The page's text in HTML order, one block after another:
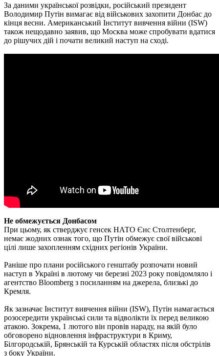
За даними української розвідки, російський президент
Володимир Путін вимагає від військових захопити Донбас до
кінця весни. Американський Інститут вивчення війни (ISW)
також нещодавно заявив, що Москва може спробувати вдатися
до рішучих дій і почати великий наступ на сході.
Не обмежується Донбасом
При цьому, як стверджує генсек НАТО Єнс Столтенберг,
немає жодних ознак того, що Путін обмежує свої військові
цілі лише захопленням східних регіонів України.
Раніше про плани російського генштабу розпочати новий
наступ в Україні в лютому чи березні 2023 року повідомляло і
агентство Bloomberg з посиланням на джерела, близькі до
Кремля.
Як зазначає Інститут вивчення війни (ISW), Путін намагається
розосередити українські сили та відволікти їх перед великою
атакою. Зокрема, 1 лютого він провів нараду, на якій було
обговорено відновлення інфраструктури в Криму,
Білгородській, Брянській та Курській областях після обстрілів
з боку України.